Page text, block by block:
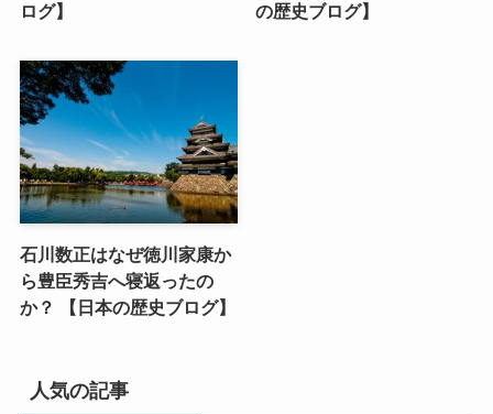
ログ】
の歴史ブログ】
石川数正はなぜ徳川家康か
ら豊臣秀吉へ寝返ったの
か？ 【日本の歴史ブログ】
人気の記事